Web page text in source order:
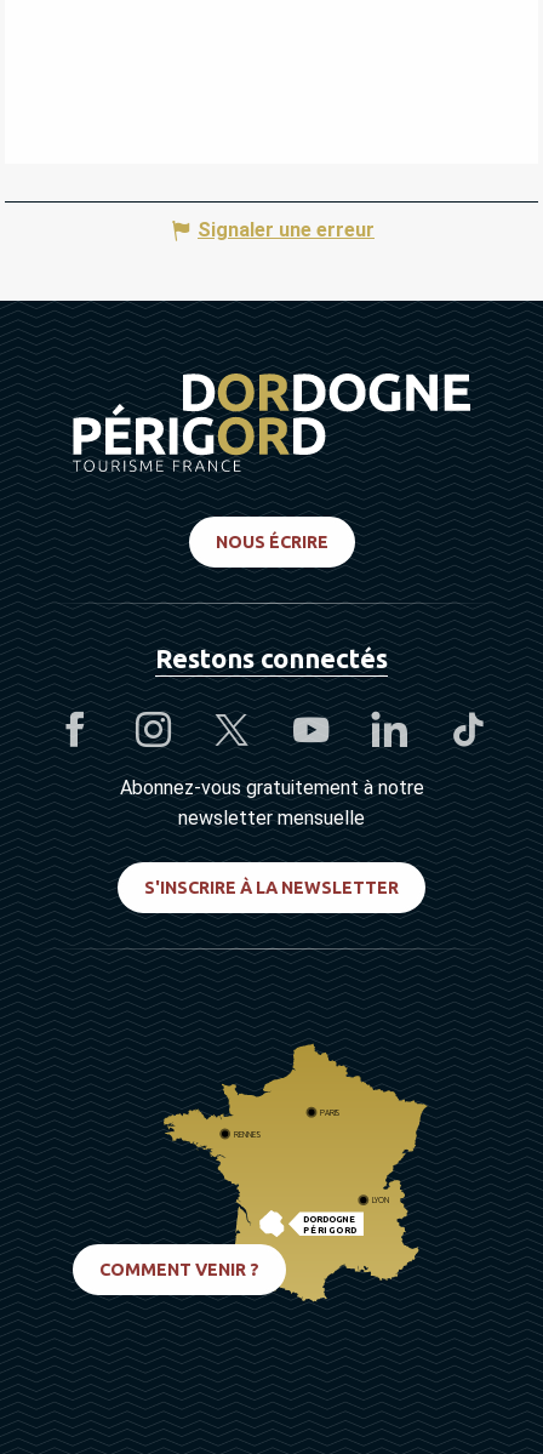
Signaler une erreur
NOUS ÉCRIRE
Restons connectés
Abonnez-vous gratuitement à notre
newsletter mensuelle
S'INSCRIRE À LA NEWSLETTER
DORDOGNE
PÉRIGORD
PARIS
RENNES
LYON
COMMENT VENIR ?